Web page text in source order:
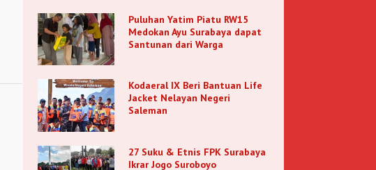
Puluhan Yatim Piatu RW15
Medokan Ayu Surabaya dapat
Santunan dari Warga
Kodaeral IX Beri Bantuan Life
Jacket Nelayan Negeri
Saleman
27 Suku & Etnis FPK Surabaya
Ikrar Jogo Suroboyo